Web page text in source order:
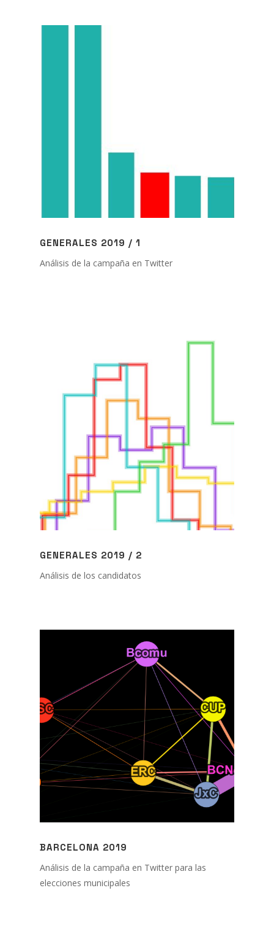
GENERALES 2019 / 1
Análisis de la campaña en Twitter
GENERALES 2019 / 2
Análisis de los candidatos
BARCELONA 2019
Análisis de la campaña en Twitter para las
elecciones municipales